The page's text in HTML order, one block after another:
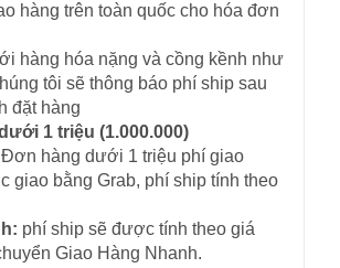
hàng trên toàn quốc cho hóa đơn
hàng hóa nặng và cồng kềnh như
tôi sẽ thông báo phí ship sau
đặt hàng
1 triệu (1.000.000)
Đơn hàng dưới 1 triệu phí giao
giao bằng Grab, phí ship tính theo
phí ship sẽ được tính theo giá
Giao Hàng Nhanh.